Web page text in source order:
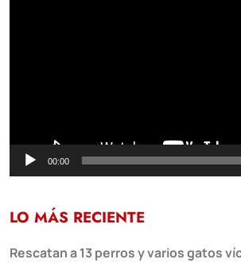
00:00
LO MÁS RECIENTE
Rescatan a 13 perros y varios gatos